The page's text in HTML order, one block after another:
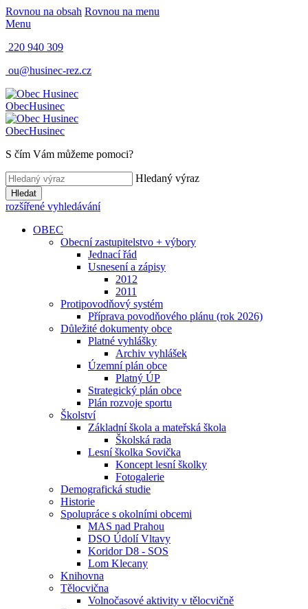
Rovnou na obsah Rovnou na menu
Menu
220 940 309
ou@husinec-rez.cz
ObecHusinec
ObecHusinec
S čím Vám můžeme pomoci?
Hledaný výraz
Hledat
rozšířené vyhledávání
OBEC
Obecní zastupitelstvo + výbory
Jednací řád
Usnesení a zápisy
2012
2011
Protipovodňový systém
Příprava povodňového plánu (rok 2026)
Důležité dokumenty obce
Platné vyhlášky
Archiv vyhlášek
Územní plán obce
Platný ÚP
Strategický plán obce
Plán rozvoje sportu
Školství
Základní škola a mateřská škola
Školská rada
Lesní školka Sovička
Koncept lesní školky
Fotogalerie
Demografická studie
Historie
Spolupráce s okolními obcemi
MAS nad Prahou
DSO Údolí Vltavy
Koridor D8 - SOS
Lom Klecany
Knihovna
Tělocvična
Volnočasové aktivity v tělocvičně